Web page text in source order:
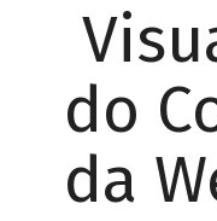
do
da